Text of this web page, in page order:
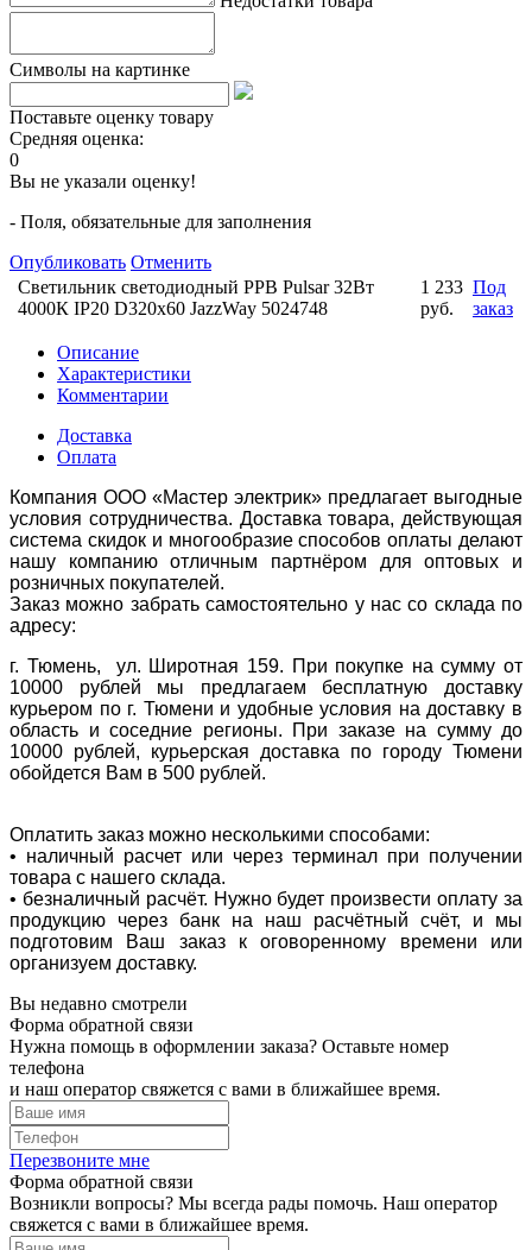
Символы на картинке
Поставьте оценку товару
Средняя оценка:
0
Вы не указали оценку!
- Поля, обязательные для заполнения
Опубликовать Отменить
Светильник светодиодный PPB Pulsar 32Вт
4000К IP20 D320х60 JazzWay 5024748
1 233
руб.
Под
заказ
Описание
Характеристики
Комментарии
Доставка
Оплата
Компания ООО «Мастер электрик» предлагает выгодные
условия сотрудничества. Доставка товара, действующая
система скидок и многообразие способов оплаты делают
нашу компанию отличным партнёром для оптовых и
розничных покупателей.
Заказ можно забрать самостоятельно у нас со склада по
адресу:
г. Тюмень, ул. Широтная 159. При покупке на сумму от
10000 рублей мы предлагаем бесплатную доставку
курьером по г. Тюмени и удобные условия на доставку в
область и соседние регионы. При заказе на сумму до
10000 рублей, курьерская доставка по городу Тюмени
обойдется Вам в 500 рублей.
Оплатить заказ можно несколькими способами:
• наличный расчет или через терминал при получении
товара с нашего склада.
• безналичный расчёт. Нужно будет произвести оплату за
продукцию через банк на наш расчётный счёт, и мы
подготовим Ваш заказ к оговоренному времени или
организуем доставку.
Вы недавно смотрели
Форма обратной связи
Нужна помощь в оформлении заказа? Оставьте номер
телефона
и наш оператор свяжется с вами в ближайшее время.
Перезвоните мне
Форма обратной связи
Возникли вопросы? Мы всегда рады помочь. Наш оператор
свяжется с вами в ближайшее время.